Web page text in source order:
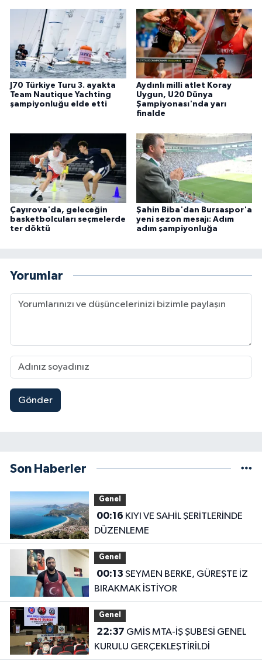
J70 Türkiye Turu 3. ayakta
Team Nautique Yachting
şampiyonluğu elde etti
Aydınlı milli atlet Koray
Uygun, U20 Dünya
Şampiyonası'nda yarı
finalde
Çayırova'da, geleceğin
basketbolcuları seçmelerde
ter döktü
Şahin Biba'dan Bursaspor'a
yeni sezon mesajı: Adım
adım şampiyonluğa
Yorumlar
Gönder
Son Haberler
Genel
00:16
DÜZENLEME
Genel
00:13
BIRAKMAK İSTİYOR
Genel
22:37
KURULU GERÇEKLEŞTİRİLDİ